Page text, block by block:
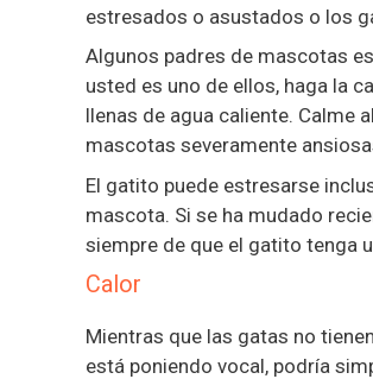
estresados o asustados o los
Algunos padres de mascotas
usted es uno de ellos, haga la
llenas de agua caliente. Calme
mascotas severamente
El gatito puede estresarse
mascota. Si se ha mudado
siempre de que el gatito tenga
Calor
Mientras que las gatas no
está poniendo vocal, podría